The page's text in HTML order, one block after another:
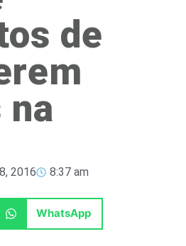
de
2016 8:37 am
WhatsApp